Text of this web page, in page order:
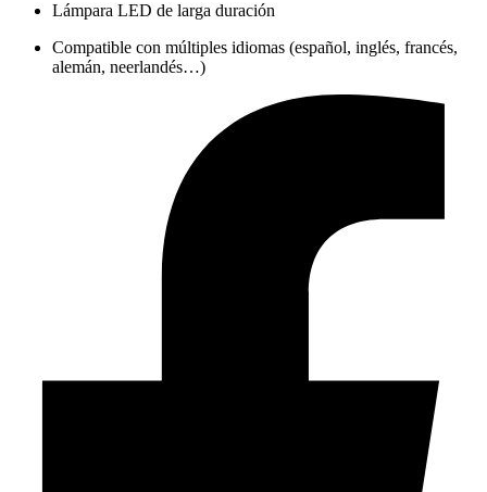
Lámpara LED de larga duración
Compatible con múltiples idiomas (español, inglés, francés,
alemán, neerlandés…)